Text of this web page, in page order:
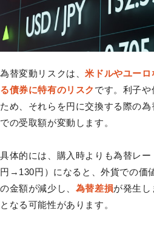
為替変動リスクは、米ドルやユー
る債券に特有のリスク です。利子
ため、それらを円に交換する際の
での受取額が変動します。
具体的には、購入時よりも為替レー
円→130円）になると、外貨での価
の金額が減少し、 為替差損が発生し
となる可能性があります。